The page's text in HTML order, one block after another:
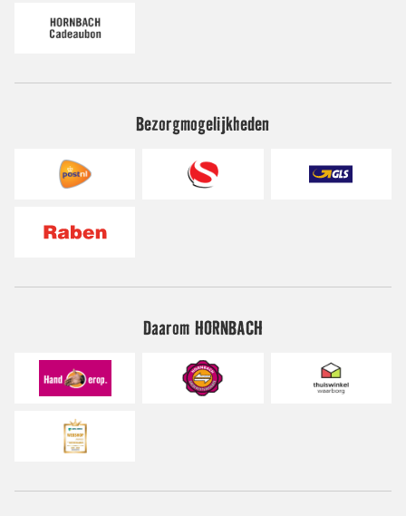
Bezorgmogelijkheden
Daarom HORNBACH